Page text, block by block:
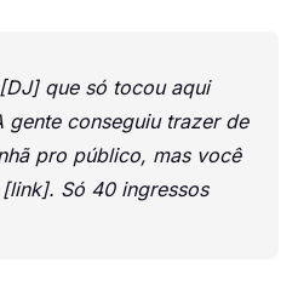
que só tocou aqui
gente conseguiu trazer de
pro público, mas você
Só 40 ingressos